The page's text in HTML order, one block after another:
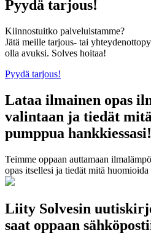
Pyydä tarjous!
Kiinnostuitko palveluistamme?
Jätä meille tarjous- tai
olla avuksi. Solves hoitaa!
Pyydä tarjous!
Lataa ilmainen opas
valintaan ja tiedät
pumppua hankkiessasi!
Teimme oppaan auttamaan
opas itsellesi ja tiedät mitä
Liity Solvesin
saat oppaan